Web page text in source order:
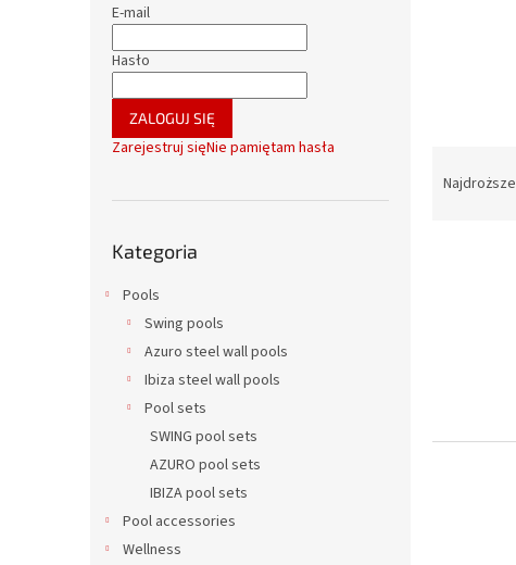
E-mail
Hasło
ZALOGUJ SIĘ
Zarejestruj sięNie pamiętam hasła
kategorie
Kategoria
Pools
Swing pools
Azuro steel wall pools
Ibiza steel wall pools
Pool sets
SWING pool sets
AZURO pool sets
IBIZA pool sets
Pool accessories
Wellness
o
Najdroższe
d